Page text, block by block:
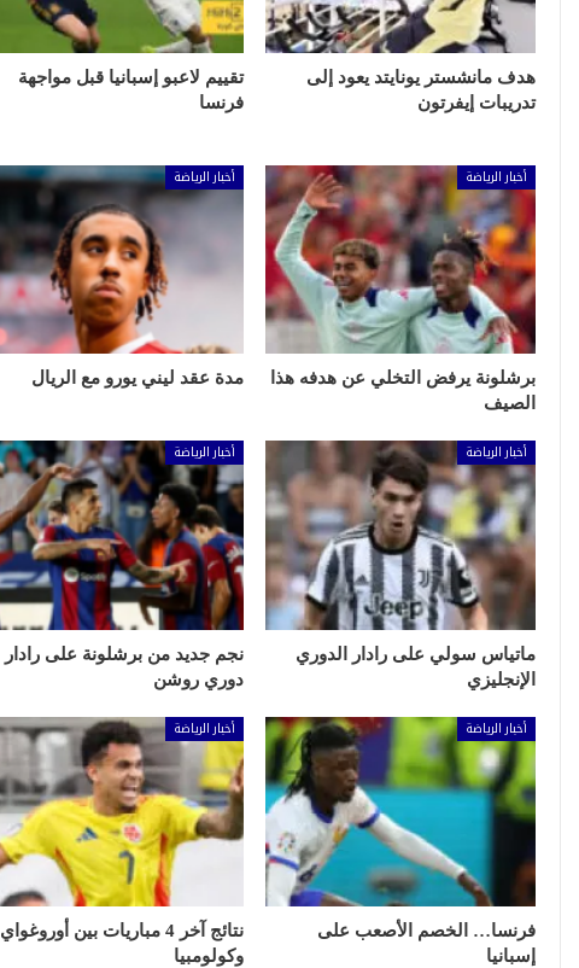
هدف مانشستر يونايتد يعود إلى
تدريبات إيفرتون
تقييم لاعبو إسبانيا قبل مواجهة
فرنسا
أخبار الرياضة
برشلونة يرفض التخلي عن هدفه هذا
الصيف
أخبار الرياضة
مدة عقد ليني يورو مع الريال
أخبار الرياضة
ماتياس سولي على رادار الدوري
الإنجليزي
أخبار الرياضة
نجم جديد من برشلونة على رادار
دوري روشن
أخبار الرياضة
فرنسا… الخصم الأصعب على
إسبانيا
أخبار الرياضة
نتائج آخر 4 مباريات بين أوروغواي
وكولومبيا